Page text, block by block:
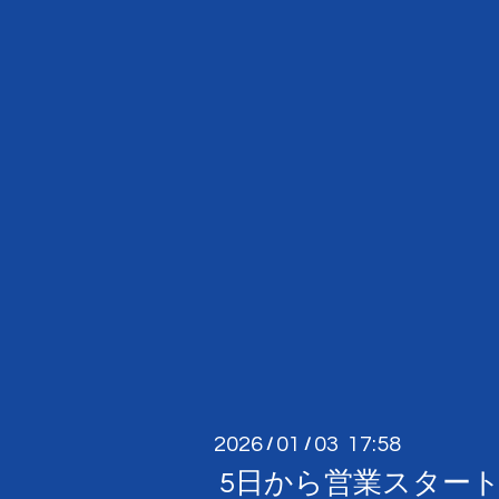
2026 / 01 / 03 17:58
5日から営業スタート